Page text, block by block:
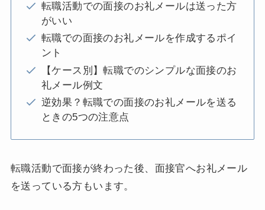
転職活動での面接のお礼メールは送った方
がいい
転職での面接のお礼メールを作成するポイ
ント
【ケース別】転職でのシンプルな面接のお
礼メール例文
逆効果？転職での面接のお礼メールを送る
ときの5つの注意点
転職活動で面接が終わった後、面接官へお礼メール
を送っている方もいます。